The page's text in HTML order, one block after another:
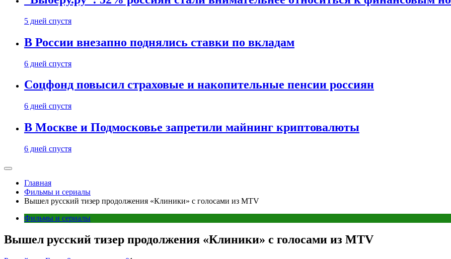
5 дней спустя
В России внезапно поднялись ставки по вкладам
6 дней спустя
Соцфонд повысил страховые и накопительные пенсии россиян
6 дней спустя
В Москве и Подмосковье запретили майнинг криптовалюты
6 дней спустя
Главная
Фильмы и сериалы
Вышел русский тизер продолжения «Клиники» с голосами из MTV
Фильмы и сериалы
Вышел русский тизер продолжения «Клиники» с голосами из MTV